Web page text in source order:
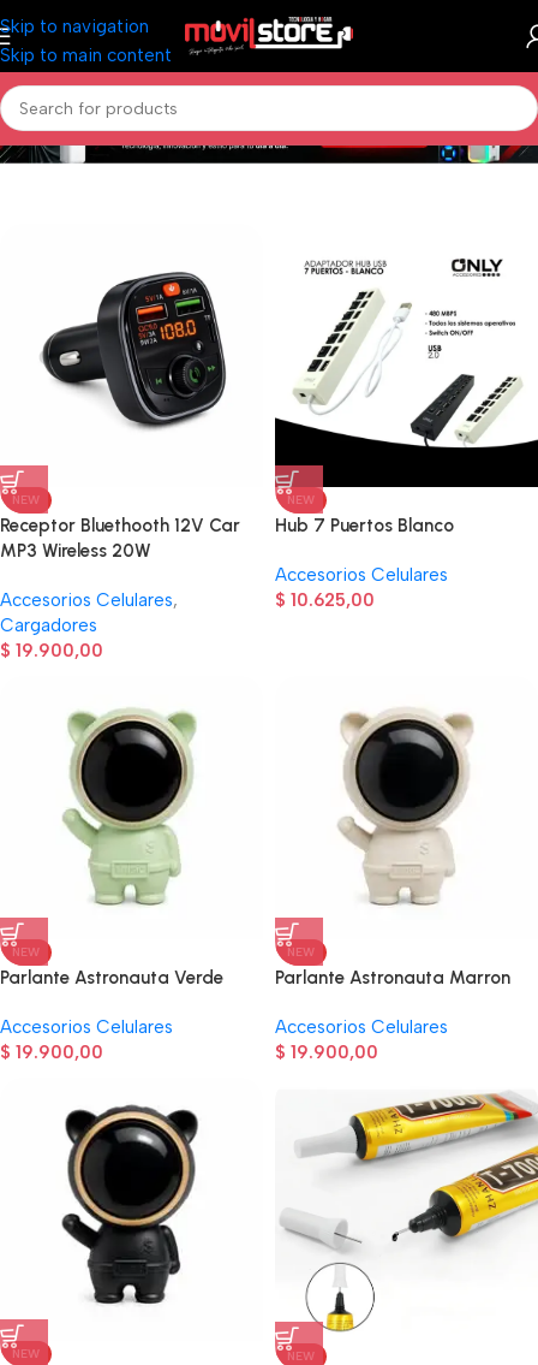
Skip to navigation
Skip to main content
NEW
Receptor Bluethooth 12V Car
MP3 Wireless 20W
Accesorios Celulares,
Cargadores
$ 19.900,00
NEW
Hub 7 Puertos Blanco
Accesorios Celulares
$ 10.625,00
NEW
Parlante Astronauta Verde
Accesorios Celulares
$ 19.900,00
NEW
Parlante Astronauta Marron
Accesorios Celulares
$ 19.900,00
NEW NEW